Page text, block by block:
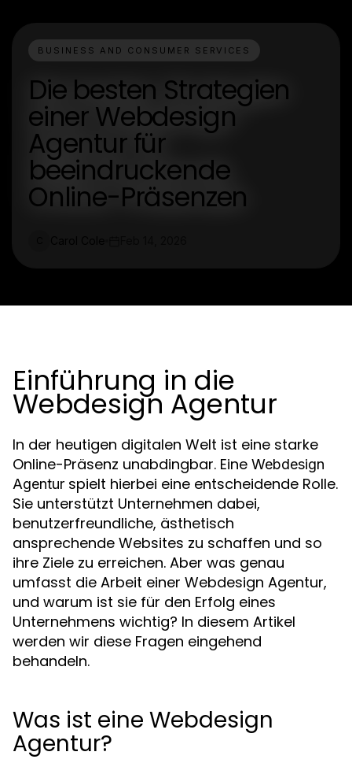
BUSINESS AND CONSUMER SERVICES
Die besten Strategien
einer Webdesign
Agentur für
beeindruckende
Online-Präsenzen
Einführung in die
Webdesign Agentur
In der heutigen digitalen Welt ist eine starke
Online-Präsenz unabdingbar. Eine Webdesign
Agentur spielt hierbei eine entscheidende Rolle.
Sie unterstützt Unternehmen dabei,
benutzerfreundliche, ästhetisch
ansprechende Websites zu schaffen und so
ihre Ziele zu erreichen. Aber was genau
umfasst die Arbeit einer Webdesign Agentur,
und warum ist sie für den Erfolg eines
Unternehmens wichtig? In diesem Artikel
werden wir diese Fragen eingehend
behandeln.
Was ist eine Webdesign
Agentur?